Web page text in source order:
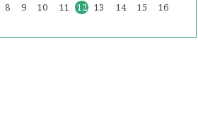
8 9 10 11 12 13 14 15
16